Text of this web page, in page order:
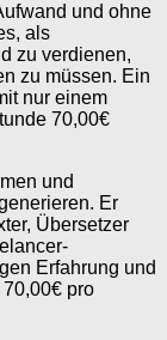
und ohne
als
zu verdienen,
zu müssen. Ein
nur einem
70,00€
und
Er
Übersetzer
Erfahrung und
pro